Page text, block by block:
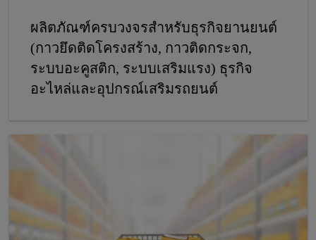
ผลิตภัณฑ์ครบวงจรสําหรับธุรกิจยานยนต์
(กาวยึดติดโครงสร้าง, กาวติดกระจก,
ระบบอะคูสติก, ระบบเสริมแรง) ธุรกิจ
อะไหล่และอุปกรณ์เสริมรถยนต์